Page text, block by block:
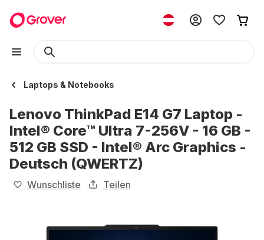
Laptops & Notebooks
Lenovo ThinkPad E14 G7 Laptop -
Intel® Core™ Ultra 7-256V - 16 GB -
512 GB SSD - Intel® Arc Graphics -
Deutsch (QWERTZ)
Wunschliste Teilen